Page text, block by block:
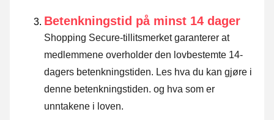
Betenkningstid på minst 14 dager
Shopping Secure-tillitsmerket garanterer at
medlemmene overholder den lovbestemte 14-
dagers betenkningstiden. Les hva du kan gjøre i
denne betenkningstiden. og hva som er
unntakene i loven.